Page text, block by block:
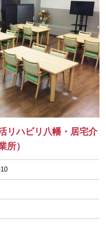
リハビリ八幡・居宅介
所）